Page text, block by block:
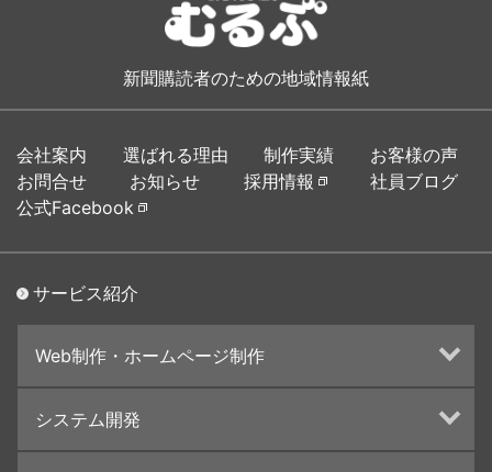
新聞購読者のための地域情報紙
会社案内 選ばれる理由 制作実績
お客様の声
お問合せ
お知らせ 採用情報
社員ブログ
公式Facebook
サービス紹介
Web制作・ホームページ制作
ランディングページ制作
システム開発